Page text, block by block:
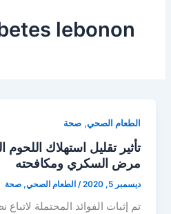
lebonon
الطعام الصحي,صحة
تأثير تقليل استهلاك
مرض السكري ومكافحته
ديسمبر 5, 2020 /الطعام الصحي,صحة
تم إثبات الفوائد المحتملة